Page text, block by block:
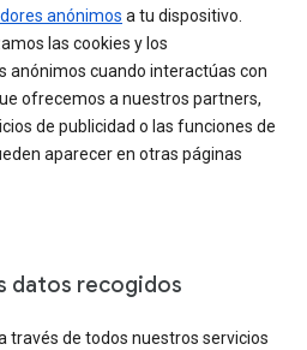
anónimos a tu dispositivo.
las cookies y los
anónimos cuando interactúas con
ofrecemos a nuestros partners,
de publicidad o las funciones de
aparecer en otras páginas
datos recogidos
través de todos nuestros servicios